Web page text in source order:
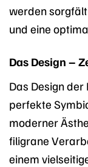
werden
und eine
Das Design –
Das Design
perfekte
moderner
filigrane
einem